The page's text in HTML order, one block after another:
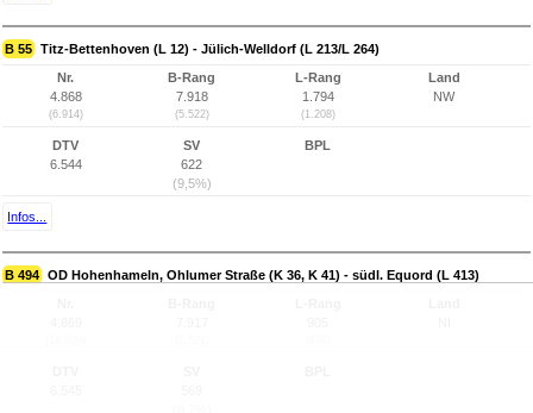
B 55 Titz-Bettenhoven (L 12) - Jülich-Welldorf (L 213/L 264)
Nr.
4.868
(6.914)
B-Rang
7.918
(5.522)
L-Rang
1.794
(1.208)
Land
NW
DTV
6.544
SV
622
(9,5%)
BPL
Infos...
B 494 OD Hohenhameln, Ohlumer Straße (K 36, K 41) - südl. Equord (L 413)